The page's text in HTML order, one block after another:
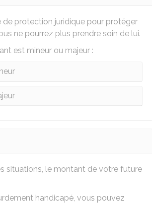
protection juridique pour protéger
ne pourrez plus prendre soin de lui.
est mineur ou majeur :
situations, le montant de votre future
handicapé, vous pouvez